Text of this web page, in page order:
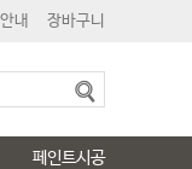
내 장바구니
페인트시공